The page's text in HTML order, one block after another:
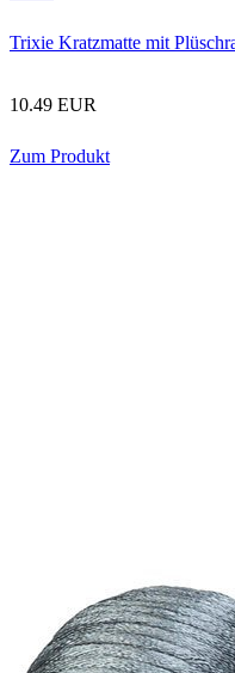
Trixie Kratzmatte mit
10.49 EUR
Zum Produkt